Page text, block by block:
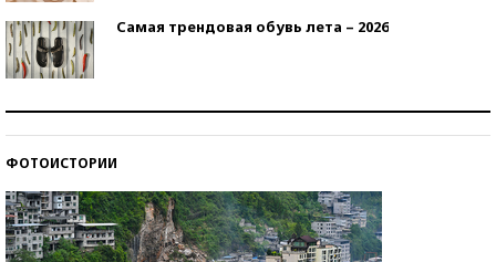
Самая трендовая обувь лета – 2026
ФОТОИСТОРИИ